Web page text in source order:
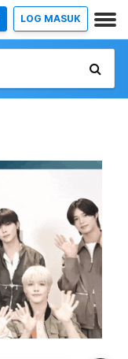
LOG MASUK